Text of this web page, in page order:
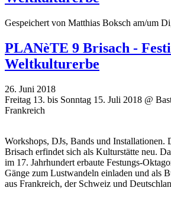
Gespeichert von Matthias Boksch am/um
PLANèTE 9 Brisach -
Weltkulturerbe
26. Juni 2018
Freitag 13. bis Sonntag 15. Juli 2018 @
Frankreich
Workshops, DJs, Bands und Installationen.
Brisach erfindet sich als Kulturstätte neu.
im 17. Jahrhundert erbaute Festungs-
Gänge zum Lustwandeln einladen und als
aus Frankreich, der Schweiz und